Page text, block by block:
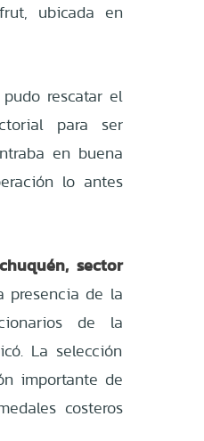
ubicada en
rescatar el
para ser
en buena
lo antes
sector
de la
de la
La selección
importante de
costeros